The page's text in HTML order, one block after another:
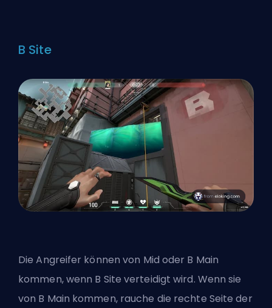
B Site
Die Angreifer können von Mid oder B Main
kommen, wenn B Site verteidigt wird. Wenn sie
von B Main kommen, rauche die rechte Seite der